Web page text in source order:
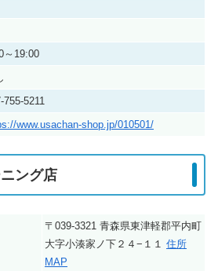
～19:00
755-5211
www.usachan-shop.jp/010501/
ング店
〒039-3321 青森県東津軽郡平内町
大字小湊家ノ下２４−１１ 住所
MAP